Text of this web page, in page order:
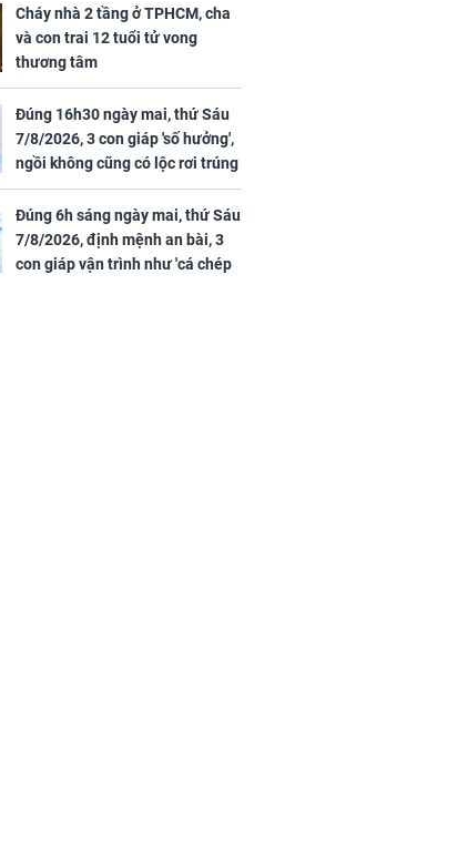
tình duyên viên mãn
Cháy nhà 2 tầng ở TPHCM, cha
và con trai 12 tuổi tử vong
thương tâm
Đúng 16h30 ngày mai, thứ Sáu
7/8/2026, 3 con giáp 'số hưởng',
ngồi không cũng có lộc rơi trúng
đầu, vừa tránh được họa vừa có
tiền vàng
Đúng 6h sáng ngày mai, thứ Sáu
7/8/2026, định mệnh an bài, 3
con giáp vận trình như 'cá chép